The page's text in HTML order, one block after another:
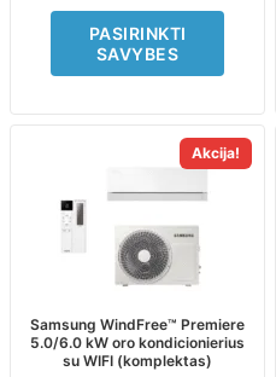
PASIRINKTI
SAVYBES
Akcija!
Samsung WindFree™ Premiere
5.0/6.0 kW oro kondicionierius
su WIFI (komplektas)
has
multiple
variants.
The
may
be